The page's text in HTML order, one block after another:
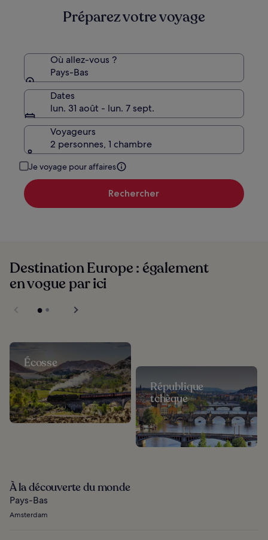
Préparez votre voyage
Où allez-vous ?
Pays-Bas
Dates
lun. 31 août - lun. 7 sept.
Voyageurs
2 personnes, 1 chambre
Je voyage pour affaires
Rechercher
Destination Europe : également
en vogue par ici
Écosse
République
tchèque
À la découverte du monde
Pays-Bas
Amsterdam